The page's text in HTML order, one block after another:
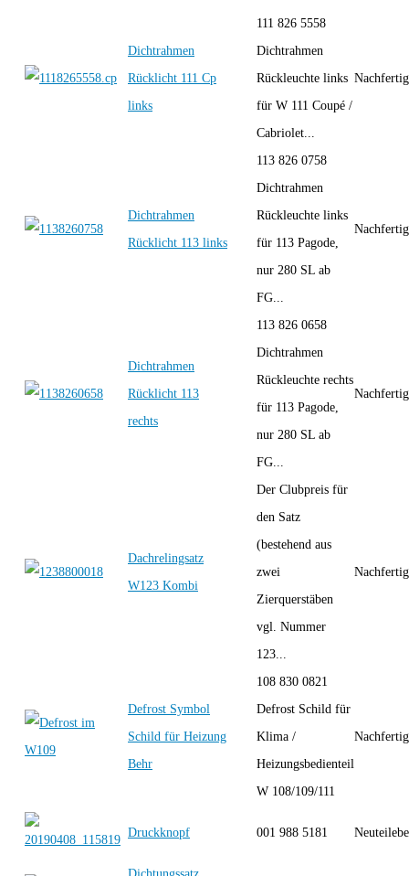
Dichtrahmen
Rücklicht 111 Cp
links
111 826 5558
Dichtrahmen
Rückleuchte links
für W 111 Coupé /
Cabriolet...
Dichtrahmen
Rücklicht 113 links
113 826 0758
Dichtrahmen
Rückleuchte links
für 113 Pagode,
nur 280 SL ab
FG...
Dichtrahmen
Rücklicht 113
rechts
113 826 0658
Dichtrahmen
Rückleuchte rechts
für 113 Pagode,
nur 280 SL ab
FG...
Dachrelingsatz
W123 Kombi
Der Clubpreis für
den Satz
(bestehend aus
zwei
Zierquerstäben
vgl. Nummer
123...
Defrost Symbol
Schild für Heizung
Behr
108 830 0821
Defrost Schild für
Klima /
Heizungsbedienteil
W 108/109/111
Druckknopf 001 988 5181